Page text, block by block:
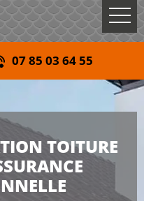
07 85 03 64 55
TOITURE